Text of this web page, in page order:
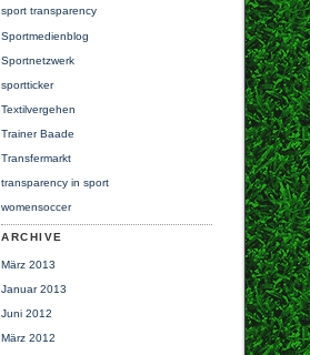
sport transparency
Sportmedienblog
Sportnetzwerk
sportticker
Textilvergehen
Trainer Baade
Transfermarkt
transparency in sport
womensoccer
ARCHIVE
März 2013
Januar 2013
Juni 2012
März 2012